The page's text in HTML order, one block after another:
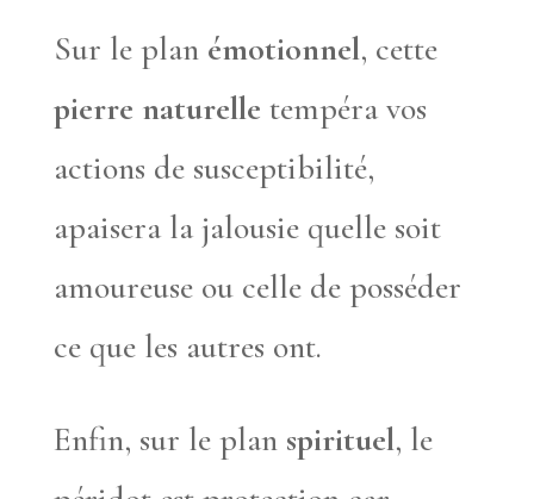
Sur le plan émotionnel, cette
pierre naturelle tempéra vos
actions de susceptibilité,
apaisera la jalousie quelle soit
amoureuse ou celle de posséder
ce que les autres ont.
Enfin, sur le plan spirituel, le